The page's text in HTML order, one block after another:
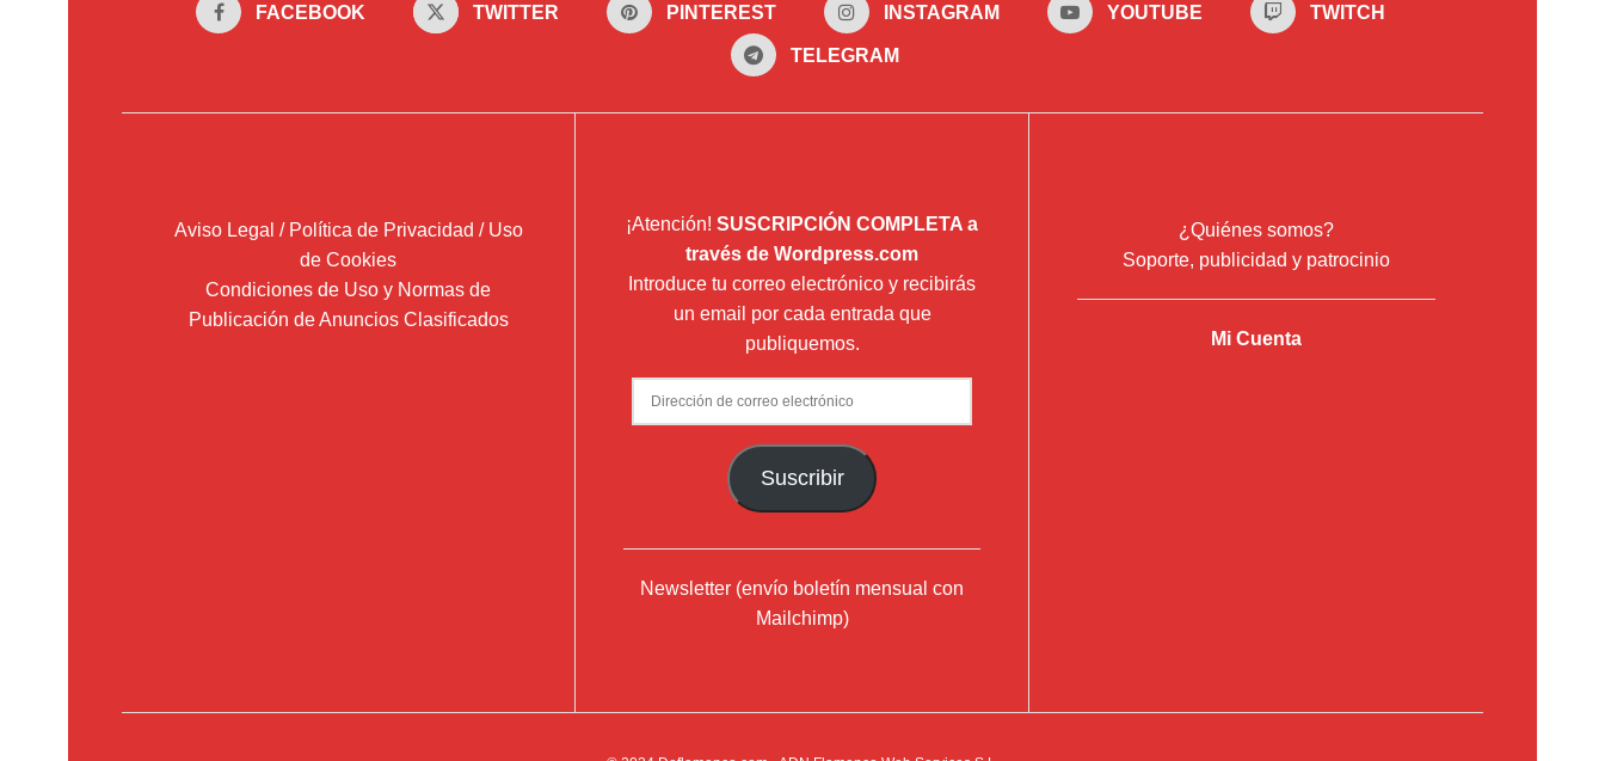
FACEBOOK TWITTER PINTEREST INSTAGRAM YOUTUBE TWITCH
TELEGRAM
Aviso Legal / Política de Privacidad / Uso
de Cookies
Condiciones de Uso y Normas de
Publicación de Anuncios Clasificados
¡Atención! SUSCRIPCIÓN COMPLETA a
través de Wordpress.com
Introduce tu correo electrónico y recibirás
un email por cada entrada que
publiquemos.
Dirección
de
Suscribir
Newsletter (envío boletín mensual con
Mailchimp)
¿Quiénes somos?
Soporte, publicidad y patrocinio
Mi Cuenta